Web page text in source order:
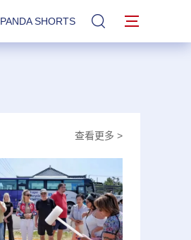
PANDA SHORTS 站內搜索
查看更多 >